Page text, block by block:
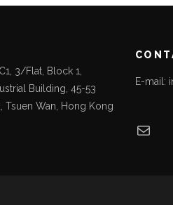
3/Flat, Block 1,
Building, 45-53
Tsuen Wan, Hong Kong
E-mail:
Mail